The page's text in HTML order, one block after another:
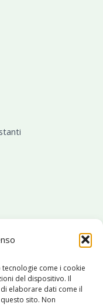
come i cookie
del dispositivo. Il
elaborare dati come il
sito. Non